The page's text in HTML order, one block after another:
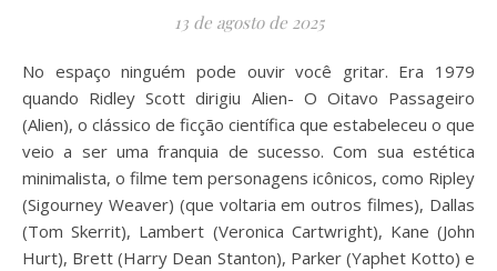
13 de agosto de 2025
No espaço ninguém pode ouvir você gritar. Era 1979
quando Ridley Scott dirigiu Alien- O Oitavo Passageiro
(Alien), o clássico de ficção científica que estabeleceu o que
veio a ser uma franquia de sucesso. Com sua estética
minimalista, o filme tem personagens icônicos, como Ripley
(Sigourney Weaver) (que voltaria em outros filmes), Dallas
(Tom Skerrit), Lambert (Veronica Cartwright), Kane (John
Hurt), Brett (Harry Dean Stanton), Parker (Yaphet Kotto) e